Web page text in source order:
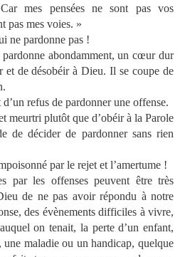
Car mes pensées ne sont pas vos
pas mes voies. »
ne pardonne pas !
abondamment, un cœur dur
et de désobéir à Dieu. Il se coupe de
refus de pardonner une offense.
meurtri plutôt que d’obéir à la Parole
de décider de pardonner sans rien
par le rejet et l’amertume !
par les offenses peuvent être très
de ne pas avoir répondu à notre
des évènements difficiles à vivre,
on tenait, la perte d’un enfant,
une maladie ou un handicap, quelque